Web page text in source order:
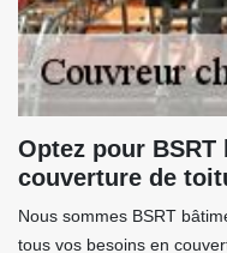
Optez pour
couverture de
Nous sommes BSRT
tous vos besoins en